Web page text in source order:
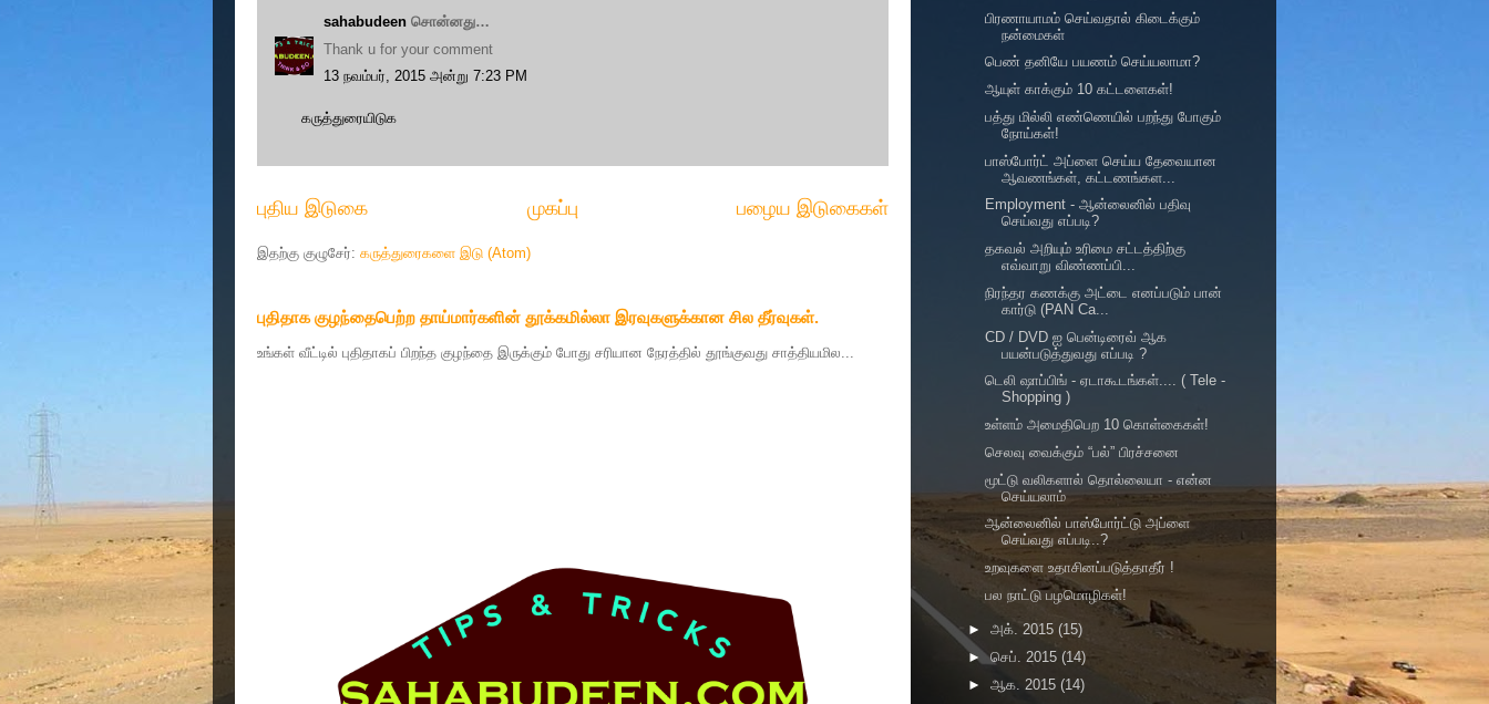
sahabudeen சொன்னது…
Thank u for your comment
13 நவம்பர், 2015 அன்று 7:23 PM
கருத்துரையிடுக
புதிய இடுகை பழைய இடுகைகள்
முகப்பு
இதற்கு குழுசேர்: கருத்துரைகளை இடு (Atom)
புதிதாக குழந்தைபெற்ற தாய்மார்களின் தூக்கமில்லா இரவுகளுக்கான சில தீர்வுகள்.
உங்கள் வீட்டில் புதிதாகப் பிறந்த குழந்தை இருக்கும் போது சரியான நேரத்தில் தூங்குவது சாத்தியமில...
பிரணாயாமம் செய்வதால் கிடைக்கும்
நன்மைகள்
பெண் தனியே பயணம் செய்யலாமா?
ஆயுள் காக்கும் 10 கட்டளைகள்!
பத்து மில்லி எண்ணெயில் பறந்து போகும்
நோய்கள்!
பாஸ்போர்ட் அப்ளை செய்ய தேவையான
ஆவணங்கள், கட்டணங்கள...
Employment - ஆன்லைனில் பதிவு
செய்வது எப்படி?
தகவல் அறியும் உரிமை சட்டத்திற்கு
எவ்வாறு விண்ணப்பி...
நிரந்தர கணக்கு அட்டை எனப்படும் பான்
கார்டு (PAN Ca...
CD / DVD ஐ பென்டிரைவ் ஆக
பயன்படுத்துவது எப்படி ?
டெலி ஷாப்பிங் - ஏடாகூடங்கள்.... ( Tele -
Shopping )
உள்ளம் அமைதிபெற 10 கொள்கைகள்!
செலவு வைக்கும் “பல்” பிரச்சனை
மூட்டு வலிகளால் தொல்லையா - என்ன
செய்யலாம்
ஆன்லைனில் பாஸ்போர்ட்டு அப்ளை
செய்வது எப்படி..?
உறவுகளை உதாசினப்படுத்தாதீர் !
பல நாட்டு பழமொழிகள்!
► அக். 2015 (15)
►செப். 2015 (14)
► ஆக. 2015 (14)